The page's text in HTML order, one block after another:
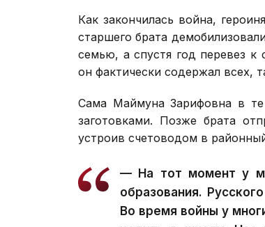
Как закончилась война,
старшего брата
семью, а спустя год перевез к
он фактически содержал всех,
Сама Маймуна Зарифовна в те
заготовками. Позже брата
устроив счетоводом в
— На тот момент у
образования.
Во время войны у